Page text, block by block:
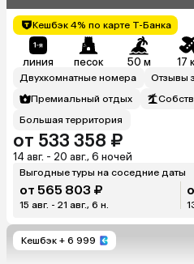
Кешбэк 4% по карте Т-Банка
линия песок 50 м 17
Двухкомнатные номера
Отзывы
Премиальный отдых
Большая территория
от 533 358 ₽
14 авг. - 20 авг., 6 ночей
Выгодные туры на соседние даты
от 565 803 ₽
15 авг. - 21 авг., 6 н.
Кешбэк + 6 999